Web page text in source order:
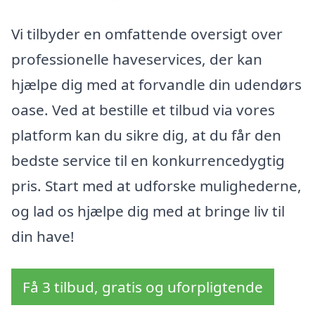
Vi tilbyder en omfattende oversigt over
professionelle haveservices, der kan
hjælpe dig med at forvandle din udendørs
oase. Ved at bestille et tilbud via vores
platform kan du sikre dig, at du får den
bedste service til en konkurrencedygtig
pris. Start med at udforske mulighederne,
og lad os hjælpe dig med at bringe liv til
din have!
Få 3 tilbud, gratis og uforpligtende